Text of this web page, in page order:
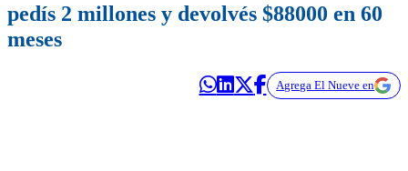
pedís 2 millones y devolvés $88000 en 60
meses
Agrega El Nueve en